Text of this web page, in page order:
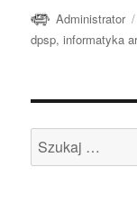
Autor
Administrator
dpsp,informatyka
Szukaj: